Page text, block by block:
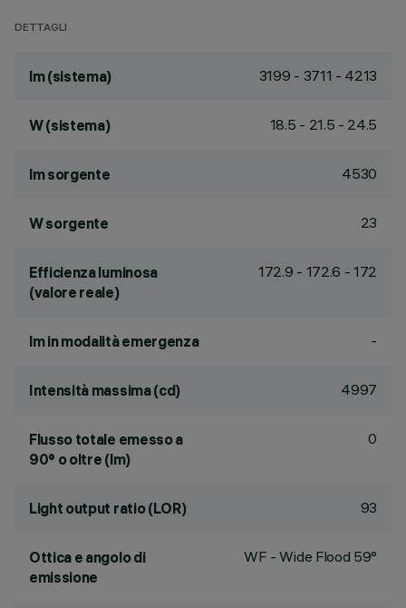
DETTAGLI
lm (sistema) 3199 - 3711 - 4213
W (sistema) 18.5 - 21.5 - 24.5
lm sorgente 4530
W sorgente 23
Efficienza luminosa
(valore reale)
172.9 - 172.6 - 172
lm in modalità emergenza -
Intensità massima (cd) 4997
Flusso totale emesso a
90° o oltre (lm)
0
Light output ratio (LOR) 93
Ottica e angolo di
emissione
WF - Wide Flood 59°